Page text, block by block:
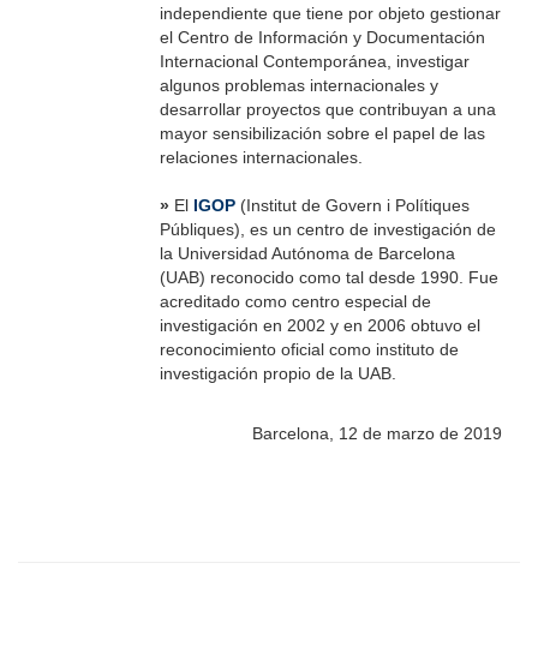
independiente que tiene por objeto gestionar
el Centro de Información y Documentación
Internacional Contemporánea, investigar
algunos problemas internacionales y
desarrollar proyectos que contribuyan a una
mayor sensibilización sobre el papel de las
relaciones internacionales.
»El IGOP(Institut de Govern i Polítiques
Públiques), es un centro de investigación de
la Universidad Autónoma de Barcelona
(UAB) reconocido como tal desde 1990. Fue
acreditado como centro especial de
investigación en 2002 y en 2006 obtuvo el
reconocimiento oficial como instituto de
investigación propio de la UAB.
Barcelona, 12 de marzo de 2019